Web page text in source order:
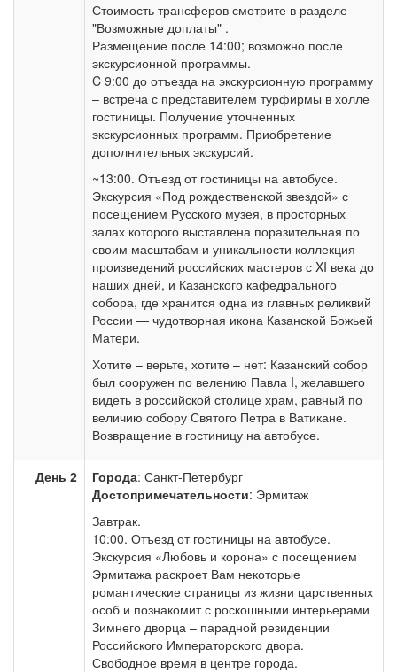
Стоимость трансферов смотрите в разделе
"Возможные доплаты" .
Размещение после 14:00; возможно после
экскурсионной программы.
C 9:00 до отъезда на экскурсионную программу
– встреча с представителем турфирмы в холле
гостиницы. Получение уточненных
экскурсионных программ. Приобретение
дополнительных экскурсий.
~13:00. Отъезд от гостиницы на автобусе.
Экскурсия «Под рождественской звездой» с
посещением Русского музея, в просторных
залах которого выставлена поразительная по
своим масштабам и уникальности коллекция
произведений российских мастеров с XI века до
наших дней, и Казанского кафедрального
собора, где хранится одна из главных реликвий
России — чудотворная икона Казанской Божьей
Матери.
Хотите – верьте, хотите – нет: Казанский собор
был сооружен по велению Павла I, желавшего
видеть в российской столице храм, равный по
величию собору Святого Петра в Ватикане.
Возвращение в гостиницу на автобусе.
День 2 Города: Санкт-Петербург
Достопримечательности: Эрмитаж
Завтрак.
10:00. Отъезд от гостиницы на автобусе.
Экскурсия «Любовь и корона» с посещением
Эрмитажа раскроет Вам некоторые
романтические страницы из жизни царственных
особ и познакомит с роскошными интерьерами
Зимнего дворца – парадной резиденции
Российского Императорского двора.
Свободное время в центре города.